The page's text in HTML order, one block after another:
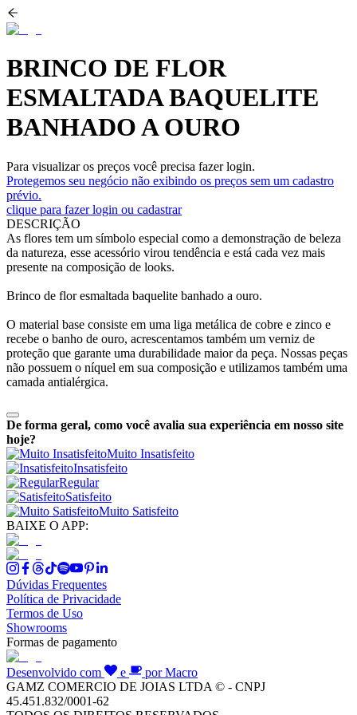
BRINCO DE FLOR
ESMALTADA BAQUELITE
BANHADO A OURO
Para visualizar os preços você precisa fazer login.
Protegemos seu negócio não exibindo os preços sem um cadastro
prévio.
clique para fazer login ou cadastrar
DESCRIÇÃO
As flores tem um símbolo especial como a demonstração de beleza
da natureza, esse acessório virou tendência e está cada vez mais
presente na composição de looks.
Brinco de flor esmaltada baquelite banhado a ouro.
O material base consiste em uma liga metálica de cobre e zinco e
recebe o banho de ouro, acrescentamos também um verniz de
proteção que garante uma durabilidade maior da peça. Nossas peças
não possuem o níquel em sua composição e utilizamos também uma
camada antialérgica.
De forma geral, como você avalia sua experiência em nosso site
hoje?
Muito Insatisfeito
Insatisfeito
Regular
Satisfeito
Muito Satisfeito
BAIXE O APP:
Dúvidas Frequentes
Política de Privacidade
Termos de Uso
Showrooms
Formas de pagamento
Desenvolvido com e
por Macro
GAMZ COMERCIO DE JOIAS LTDA © - CNPJ
45.451.832/0001-62